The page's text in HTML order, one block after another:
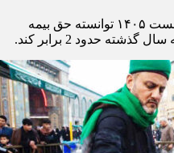
پویاخبر - بیمه ملت در چهار ماهه نخست ۱۴٠۵ توانسته حق بیمه
حدود 2 برابر کند.